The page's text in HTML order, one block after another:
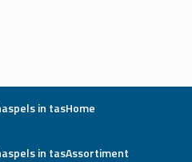
Home
Assortiment